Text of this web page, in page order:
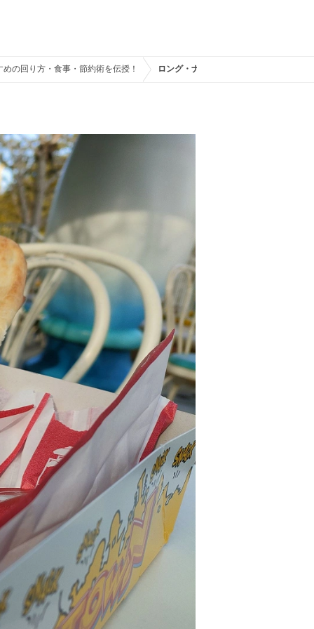
の回り方・食事・節約術を伝授！ ロング・ナン（ミートソース）